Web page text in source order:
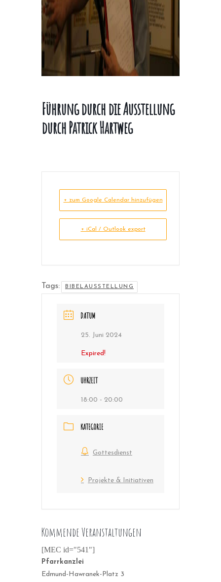
Führung durch die Ausstellung
durch Patrick Hartweg
+ zum Google Calendar hinzufügen
+ iCal / Outlook export
Tags: BIBELAUSSTELLUNG
DATUM
25. Juni 2024
Expired!
UHRZEIT
18:00 - 20:00
KATEGORIE
Gottesdienst
Projekte & Initiativen
Kommende Veranstaltungen
[MEC id="541"]
Pfarrkanzlei
Edmund-Hawranek-Platz 3